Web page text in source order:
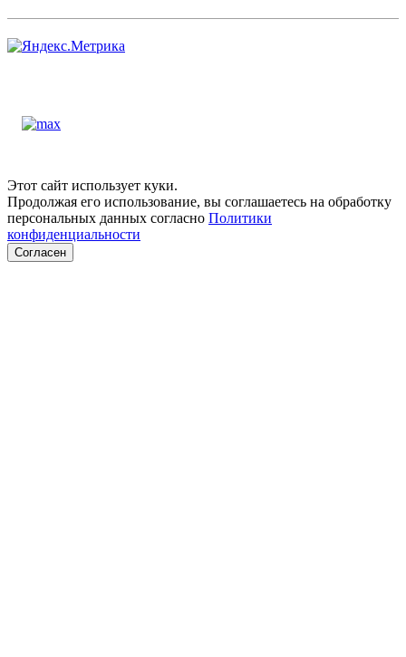
Этот сайт использует куки.
Продолжая его использование, вы соглашаетесь на обработку
персональных данных согласно Политики
конфиденциальности
Согласен